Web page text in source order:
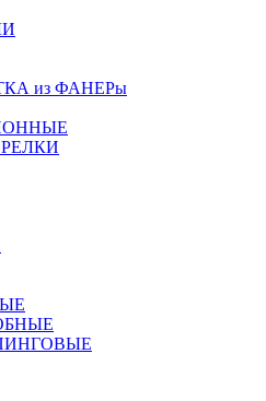
из ФАНЕРы